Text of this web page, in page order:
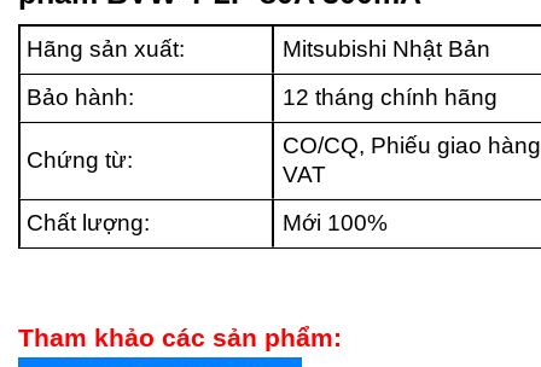
Hãng sản xuất:
Mitsubishi Nhật Bản
Bảo hành:
12 tháng chính hãng
Chứng từ:
CO/CQ, Phiếu giao
VAT
Chất lượng:
Mới 100%
Tham khảo các sản phẩm: